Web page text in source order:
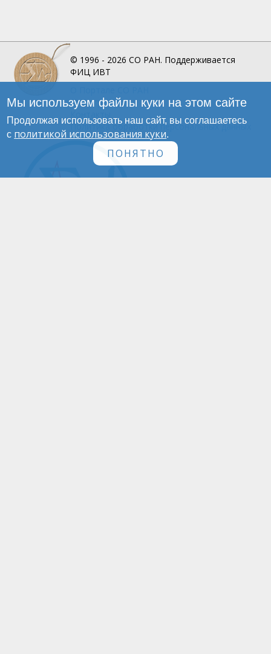
© 1996 - 2026 СО РАН. Поддерживается
ФИЦ ИВТ
Инфографика
Политика обработки персональных данных
Мы используем файлы куки на этом сайте
Продолжая использовать наш сайт, вы соглашаетесь
с политикой использования куки.
ПОНЯТНО